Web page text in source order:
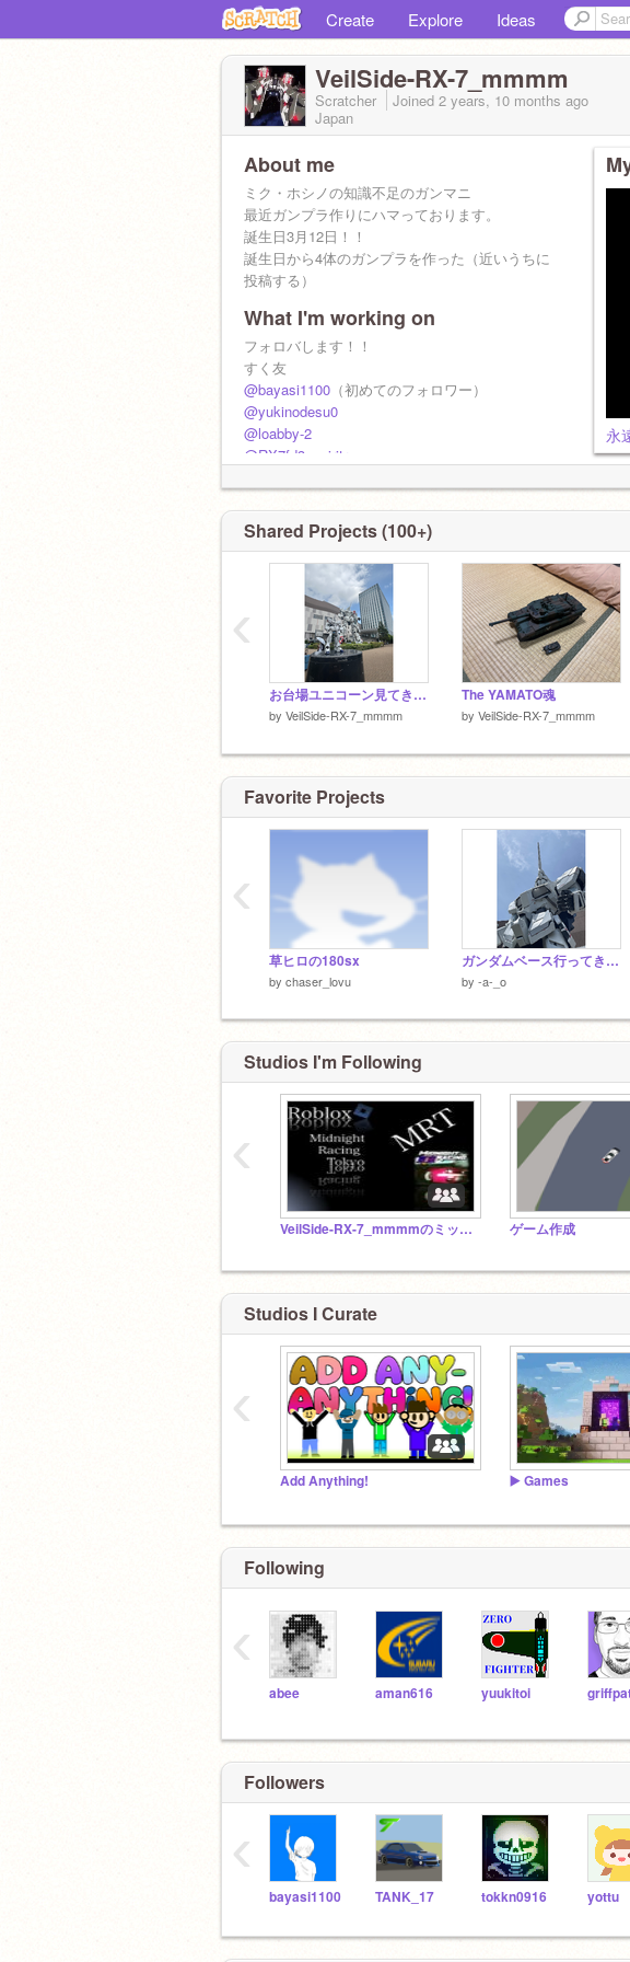
Create Explore Ideas
VeilSide-RX-7_mmmm
Scratcher Joined 2 years, 10 months ago
Japan
About me
ミク・ホシノの知識不足のガンマニ
最近ガンプラ作りにハマっております。
誕生日3月12日！！
誕生日から4体のガンプラを作った（近いうちに
投稿する）
YouTubeアカウント
http://www.youtube.com/
サブ垢
@MIKU39NEGI
高一の絵を描くことがそこそこ好きな暇人で
す。
What I'm working on
フォロバします！！
すく友
@bayasi1100 （初めてのフォロワー）
@yukinodesu0
@loabby-2
@RX7fd3sspiritr
@7U5UK3
@flower_413
@taiyakieeeeee
@bokudayobokudesu
@starchanting
@scratch-816
@
永
Shared Projects (100+)
お台場ユニコーン見てきたど！！
by VeilSide-RX-7_mmmm
The YAMATO魂
by VeilSide-RX-7_mmmm
‹
Favorite Projects
草ヒロの180sx
by chaser_lovu
ガンダムベース行ってきた！！
by -a-_o
‹
Studios I'm Following
VeilSide-RX-7_mmmmのミッドナイトレーシング東京の愛車紹介スタジオ ゲーム作成
‹
Studios I Curate
Add Anything! ▶️ Games
‹
Following
abee aman616 yuukitoi
‹
Followers
bayasi1100 TANK_17 tokkn0916 yottu
‹